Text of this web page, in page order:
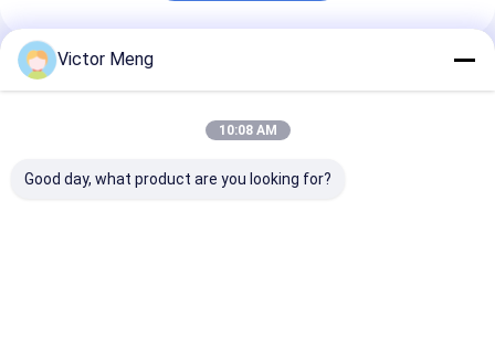
Polecane Produkty
Victor Meng
10:08 AM
Good day, what product are you looking for?